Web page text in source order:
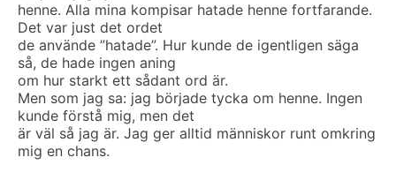
henne. Alla mina kompisar hatade henne fortfarande.
Det var just det ordet
de använde ”hatade”. Hur kunde de igentligen säga
så, de hade ingen aning
om hur starkt ett sådant ord är.
Men som jag sa: jag började tycka om henne. Ingen
kunde förstå mig, men det
är väl så jag är. Jag ger alltid människor runt omkring
mig en chans.